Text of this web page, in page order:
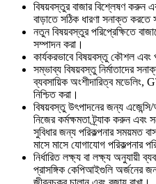
বিষয়বস্তুর বাজার বিশ্লেষণ করুন
বাড়াতে সঠিক ধারণা সনাক্ত করতে
নতুন বিষয়বস্তুর পরিপ্রেক্ষিতে
সম্পাদন করা।
কার্যকরভাবে বিষয়বস্তু কৌশল এবং
সম্ভাব্য বিষয়বস্তু নির্মাতাদের
ব্যবসায়িক অংশীদারিত্ব
নিশ্চিত করা।
বিষয়বস্তু উৎপাদনের জন্য এজেন্সি/
নিজের কর্মক্ষমতা ট্র্যাক করুন এবং
সুবিধার জন্য পরিকল্পনার সময়মত
মাসে মাসে যোগাযোগ পরিকল্পনার
নির্ধারিত লক্ষ্য বা লক্ষ্য অনুযায়ী
প্রাসঙ্গিক কেপিআইগুলি অর্জনের